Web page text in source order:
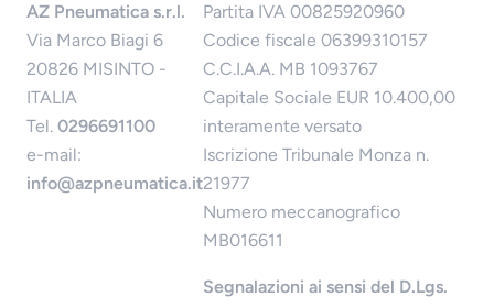
AZ Pneumatica s.r.l.
Via Marco Biagi 6
20826 MISINTO -
ITALIA
Tel. 0296691100
e-mail:
info@azpneumatica.it
Partita IVA 00825920960
Codice fiscale 06399310157
C.C.I.A.A. MB 1093767
Capitale Sociale EUR 10.400,00
interamente versato
Iscrizione Tribunale Monza n.
21977
Numero meccanografico
MB016611
Segnalazioni ai sensi del D.Lgs.